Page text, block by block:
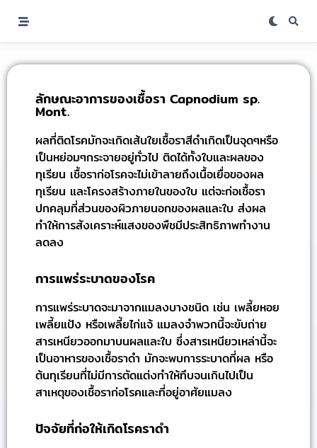
ลักษณะอาการของเชื้อรา Capnodium sp.
Mont.
ผลที่ติดโรคมักจะเกิดเส้นใยเชื้อราสีดำเกิดเป็นจุดๆหรือ
เป็นหย่อมๆกระจายอยู่ทั่วไป ติดได้ทั้งใบและผลของ
ทุเรียน เชื้อราก่อโรคจะไม่เข้าลายถึงเนื้อเยื่อของผล
ทุเรียน และโครงสร้างภายในของใบ แต่จะก่อเชื้อรา
ปกคลุมที่ส่วนของผิวภายนอกของผลและใบ ส่งผล
ทำให้การสังเคราะห์แสงของพืชมีประสิทธิภาพทำงาน
ลดลง
การแพร่ระบาดของโรค
การแพร่ระบาดจะมาจากแมลงบางชนิด เช่น เพลี้ยหอย
เพลี้ยแป้ง หรือเพลี้ยไก่แจ้ แมลงจำพวกนี้จะขับถ่าย
สารเหนียวออกมาบนผลและใบ ซึ่งสารเหนียวเหล่านี้จะ
เป็นอาหารของเชื้อราดำ มักจะพบการระบาดที่ผล หรือ
ต้นทุเรียนที่ไม่มีการตัดแต่งทำให้ทึบจนเกินไปเป็น
สาเหตุของเชื้อราก่อโรคและที่อยู่อาศัยแมลง
ปัจจัยที่ก่อให้เกิดโรคราดำ